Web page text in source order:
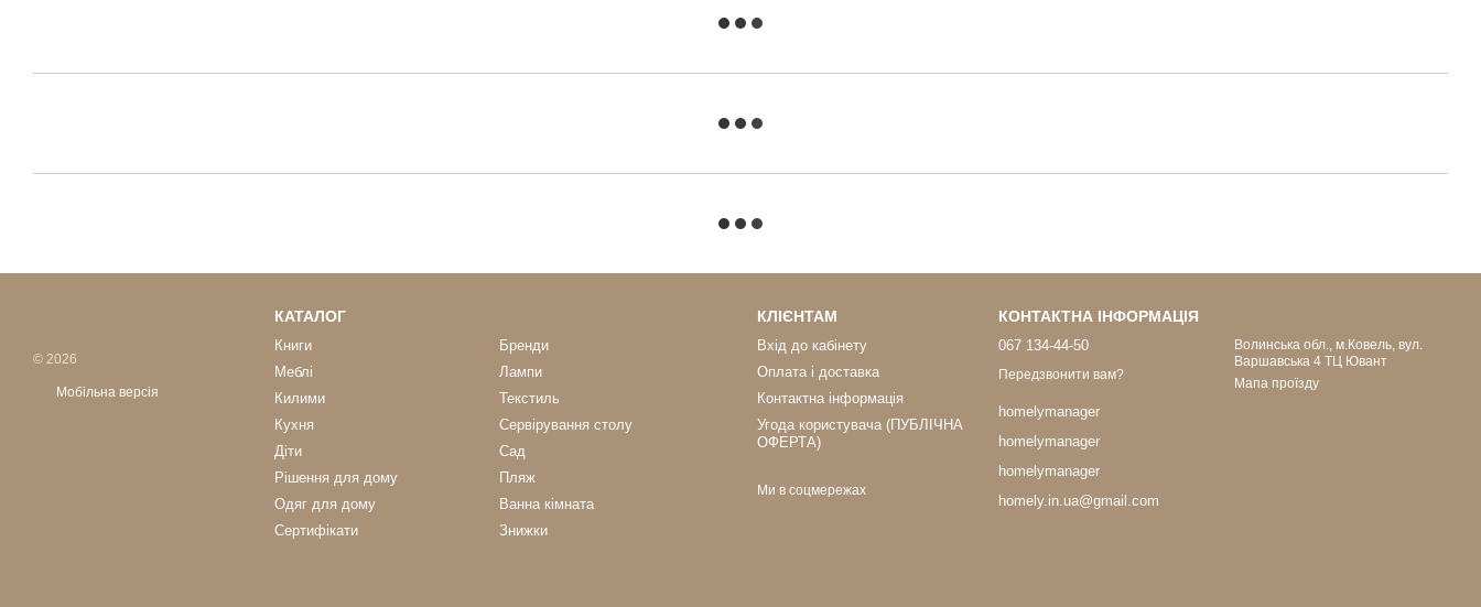
© 2026
Мобільна версія
КАТАЛОГ
Книги
Бренди
Меблі
Лампи
Килими
Текстиль
Кухня
Сервірування столу
Діти
Сад
Рішення для дому
Пляж
Одяг для дому
Ванна кімната
Сертифікати
Знижки
КЛІЄНТАМ
Вхід до кабінету
Оплата і доставка
Контактна інформація
Угода користувача (ПУБЛІЧНА
ОФЕРТА)
Ми в соцмережах
КОНТАКТНА ІНФОРМАЦІЯ
067 134-44-50
Передзвонити вам?
homelymanager
homelymanager
homelymanager
homely.in.ua@gmail.com
Волинська обл., м.Ковель, вул.
Варшавська 4 ТЦ Ювант
Мапа проїзду